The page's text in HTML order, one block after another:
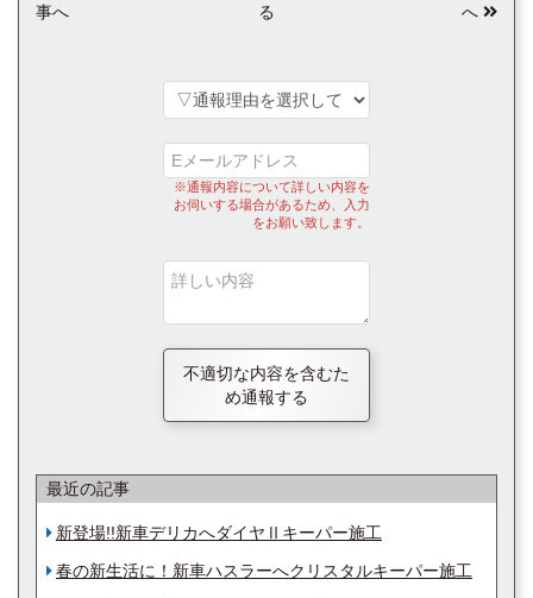
事へ
る
へ
※通報内容について詳しい内容を
お伺いする場合があるため、入力
をお願い致します。
不適切な内容を含むた
め通報する
最近の記事
新登場!!新車デリカへダイヤⅡキーパー施工
春の新生活に！新車ハスラーへクリスタルキーパー施工